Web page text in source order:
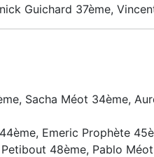
Guichard 37ème,
Sacha Méot 34ème,
Emeric Prophète
48ème, Pablo